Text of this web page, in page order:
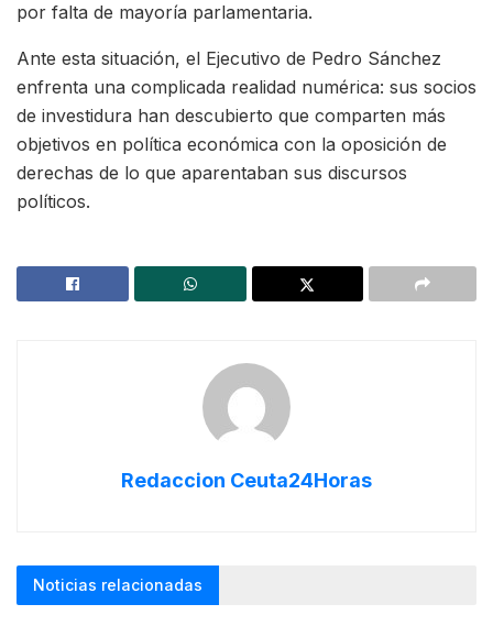
por falta de mayoría parlamentaria.
Ante esta situación, el Ejecutivo de Pedro Sánchez
enfrenta una complicada realidad numérica: sus socios
de investidura han descubierto que comparten más
objetivos en política económica con la oposición de
derechas de lo que aparentaban sus discursos
políticos.
Redaccion Ceuta24Horas
Noticias relacionadas